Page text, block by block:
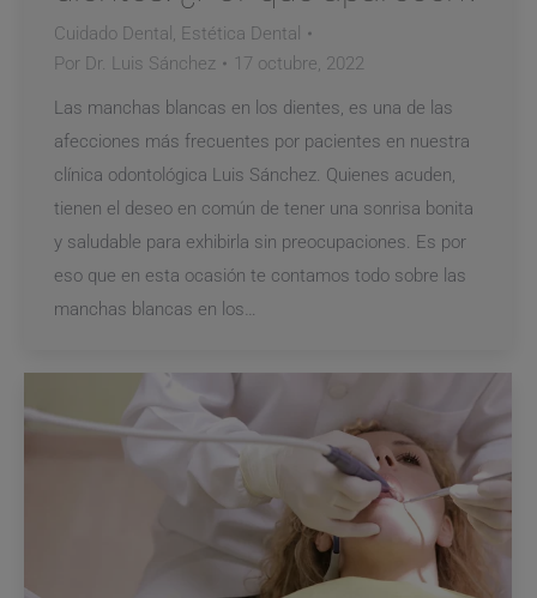
Cuidado Dental
Estética Dental
Por Dr. Luis Sánchez 17 octubre, 2022
Las manchas blancas en los dientes, es una de las
afecciones más frecuentes por pacientes en nuestra
clínica odontológica Luis Sánchez. Quienes acuden,
tienen el deseo en común de tener una sonrisa bonita
y saludable para exhibirla sin preocupaciones. Es por
eso que en esta ocasión te contamos todo sobre las
manchas blancas en los…